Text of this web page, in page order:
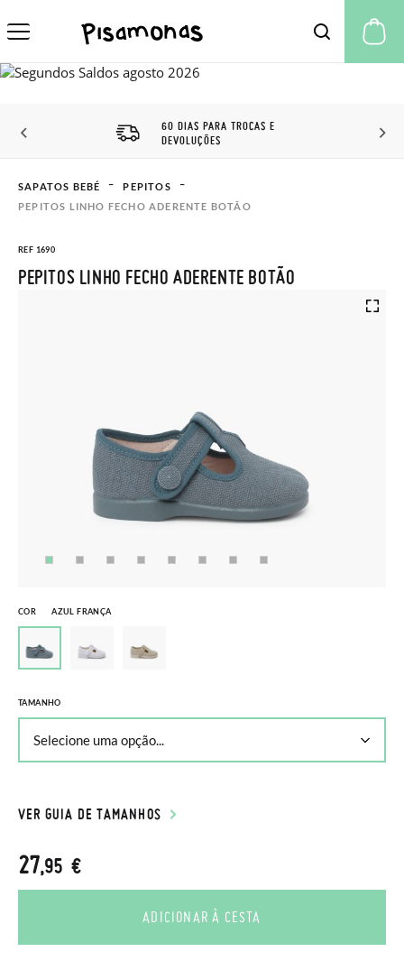
60 DIAS PARA TROCAS E
DEVOLUÇÕES
SAPATOS BEBÉ
PEPITOS
PEPITOS LINHO FECHO ADERENTE BOTÃO
REF 1690
PEPITOS LINHO FECHO ADERENTE BOTÃO
COR AZUL FRANÇA
TAMANHO
VER GUIA DE TAMANHOS
27,95 €
ADICIONAR À CESTA